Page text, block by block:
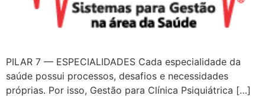
PILAR 7 — ESPECIALIDADES Cada especialidade da
saúde possui processos, desafios e necessidades
próprias. Por isso, Gestão para Clínica Psiquiátrica […]